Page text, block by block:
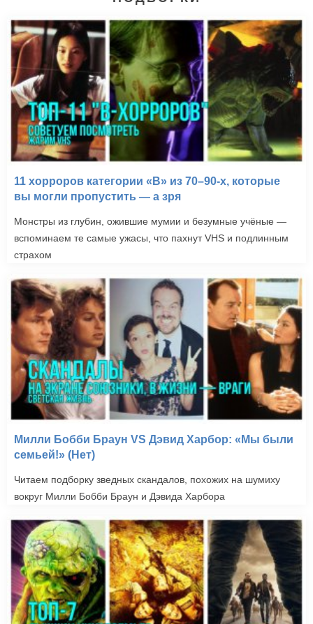
11 хорроров категории «B» из 70–90-х, которые
вы могли пропустить — а зря
Монстры из глубин, ожившие мумии и безумные учёные —
вспоминаем те самые ужасы, что пахнут VHS и подлинным
страхом
Милли Бобби Браун VS Дэвид Харбор: «Мы были
семьей!» (Нет)
Читаем подборку зведных скандалов, похожих на шумиху
вокруг Милли Бобби Браун и Дэвида Харбора